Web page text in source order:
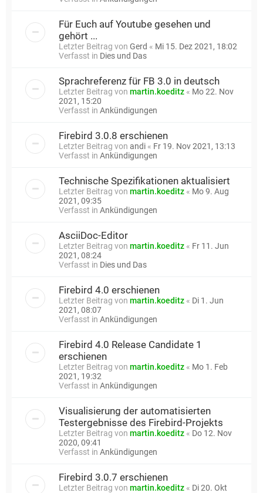
Für Euch auf Youtube gesehen und
gehört ...
Letzter Beitrag von Gerd « Mi 15. Dez 2021, 18:02
Verfasst in Dies und Das
Sprachreferenz für FB 3.0 in deutsch
Letzter Beitrag von martin.koeditz « Mo 22. Nov
2021, 15:20
Verfasst in Ankündigungen
Firebird 3.0.8 erschienen
Letzter Beitrag von andi « Fr 19. Nov 2021, 13:13
Verfasst in Ankündigungen
Technische Spezifikationen aktualisiert
Letzter Beitrag von martin.koeditz « Mo 9. Aug
2021, 09:35
Verfasst in Ankündigungen
AsciiDoc-Editor
Letzter Beitrag von martin.koeditz « Fr 11. Jun
2021, 08:24
Verfasst in Dies und Das
Firebird 4.0 erschienen
Letzter Beitrag von martin.koeditz « Di 1. Jun
2021, 08:07
Verfasst in Ankündigungen
Firebird 4.0 Release Candidate 1
erschienen
Letzter Beitrag von martin.koeditz « Mo 1. Feb
2021, 19:32
Verfasst in Ankündigungen
Visualisierung der automatisierten
Testergebnisse des Firebird-Projekts
Letzter Beitrag von martin.koeditz « Do 12. Nov
2020, 09:41
Verfasst in Ankündigungen
Firebird 3.0.7 erschienen
Letzter Beitrag von martin.koeditz « Di 20. Okt